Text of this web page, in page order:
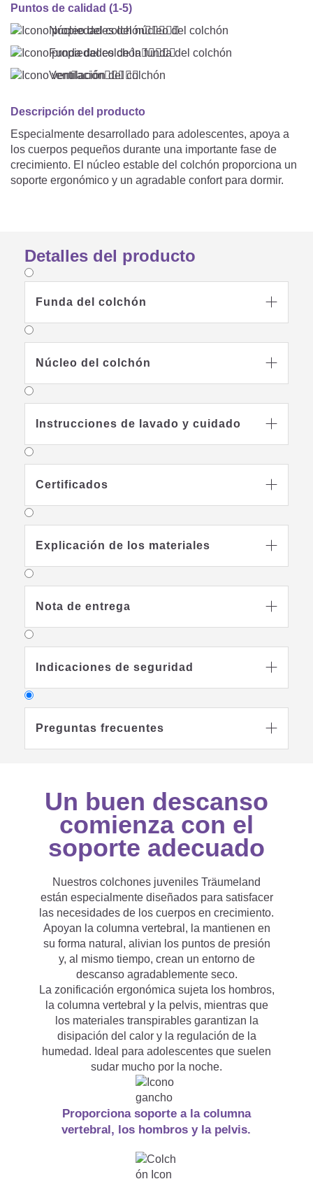
Puntos de calidad (1-5)
Núcleo del colchón
Funda del colchón
Ventilación 
Descripción del producto
Especialmente desarrollado para adolescentes, apoya a
los cuerpos pequeños durante una importante fase de
crecimiento. El núcleo estable del colchón proporciona un
soporte ergonómico y un agradable confort para dormir.
Detalles del producto
Funda del colchón 
Núcleo del colchón 
Instrucciones de lavado y cuidado 
Certificados 
Explicación de los materiales 
Nota de entrega 
Indicaciones de seguridad 
Preguntas frecuentes 
¿Por qué debería comprar un
colchón infantil y juvenil
cuando también hay colchones
para adultos?

¿Qué colchón infantil / juvenil
es el mejor?
¿Siendo adulto puedo dormir
en un colchón infantil y
juvenil?
Un buen descanso
comienza con el
soporte adecuado
Nuestros colchones juveniles Träumeland
están especialmente diseñados para satisfacer
las necesidades de los cuerpos en crecimiento.
Apoyan la columna vertebral, la mantienen en
su forma natural, alivian los puntos de presión
y, al mismo tiempo, crean un entorno de
descanso agradablemente seco.
La zonificación ergonómica sujeta los hombros,
la columna vertebral y la pelvis, mientras que
los materiales transpirables garantizan la
disipación del calor y la regulación de la
humedad. Ideal para adolescentes que suelen
sudar mucho por la noche.
Proporciona soporte a la columna
vertebral, los hombros y la pelvis.